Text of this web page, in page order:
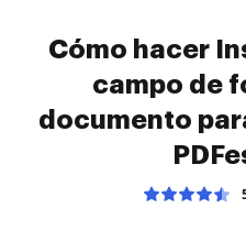
Cómo hacer
campo de
documento